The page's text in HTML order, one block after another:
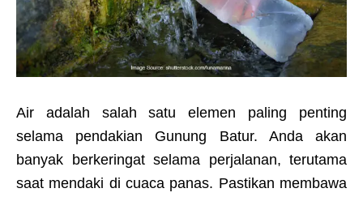
Air adalah salah satu elemen paling penting
selama pendakian Gunung Batur. Anda akan
banyak berkeringat selama perjalanan, terutama
saat mendaki di cuaca panas. Pastikan membawa